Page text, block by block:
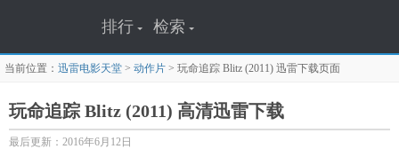
排行 检索
当前位置： 迅雷电影天堂 > 动作片 > 玩命追踪 Blitz (2011) 迅雷下载页面
玩命追踪 Blitz (2011) 高清迅雷下载
最后更新：2016年6月12日